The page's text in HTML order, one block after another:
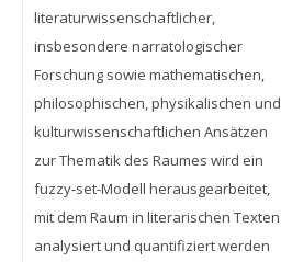
literaturwissenschaftlicher,
insbesondere narratologischer
Forschung sowie mathematischen,
philosophischen, physikalischen und
kulturwissenschaftlichen Ansätzen
zur Thematik des Raumes wird ein
fuzzy-set-Modell herausgearbeitet,
mit dem Raum in literarischen Texten
analysiert und quantifiziert werden